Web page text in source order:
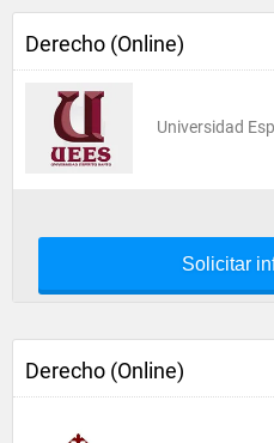
Derecho (Online)
Universidad
Solicitar
Derecho (Online)